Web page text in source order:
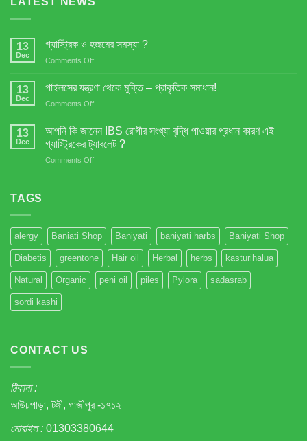
13
Dec
গ্যাস্ট্রিক ও হজমের সমস্যা ?
Comments Offon
ও
13
Dec
পাইলসের যন্ত্রণা থেকে মুক্তি – প্রাকৃতিক সমাধান!
Comments Offon
যন্ত্রণা
মুক্তি
–
13
Dec
আপনি কি জানেন IBS রোগীর সংখ্যা বৃদ্ধি পাওয়ার প্রধান কারণ এই
গ্যাস্ট্রিকের ট্যাবলেট ?
Comments Offon
সংখ্যা
বৃদ্ধি
পাওয়ার
প্রধান
কারণ
এই
TAGS
alergy Baniati Shop Baniyati baniyati harbs Baniyati Shop
Diabetis greentone Hair oil Herbal herbs kasturihalua
Natural Organic peni oil piles Pylora sadasrab
sordi kashi
CONTACT US
ঠিকানা :
আউচপাড়া, টঙ্গী, গাজীপুর -১৭১২
মোবাইল : 01303380644